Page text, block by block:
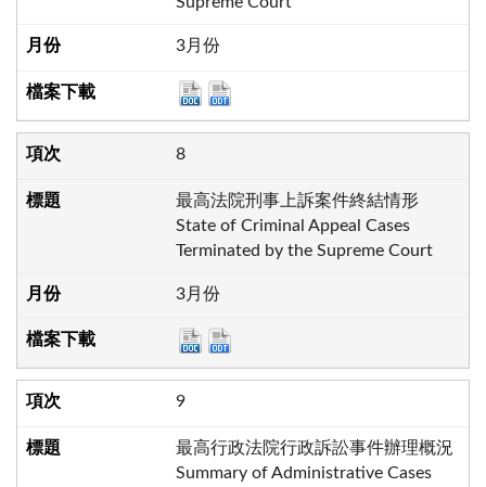
3月份
8
最高法院刑事上訴案件終結情形
State of Criminal Appeal Cases
Terminated by the Supreme Court
3月份
9
最高行政法院行政訴訟事件辦理概況
Summary of Administrative Cases